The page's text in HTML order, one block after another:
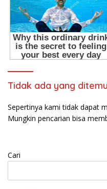
Tidak ada yang
Sepertinya kami tidak dapat
Mungkin pencarian bisa
Cari